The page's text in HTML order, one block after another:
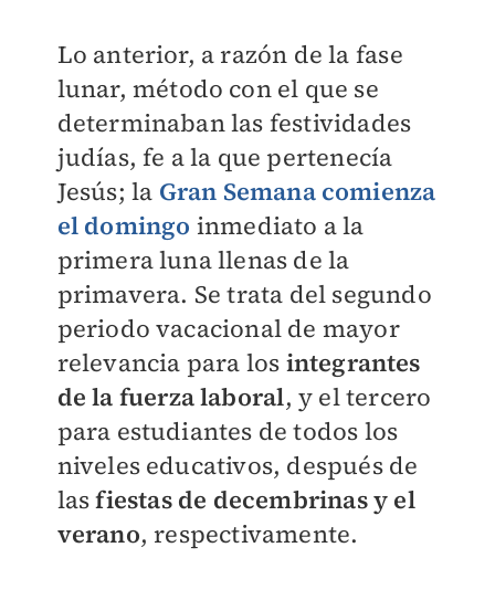
Lo anterior, a razón de la fase
lunar, método con el que se
determinaban las festividades
judías, fe a la que pertenecía
Jesús; la Gran Semana comienza
el domingo inmediato a la
primera luna llenas de la
primavera. Se trata del segundo
periodo vacacional de mayor
relevancia para los integrantes
de la fuerza laboral, y el tercero
para estudiantes de todos los
niveles educativos, después de
lasfiestas de decembrinas y el
verano, respectivamente.